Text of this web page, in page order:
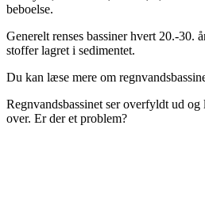
beboelse.
Generelt renses bassiner hvert 20.-30.
stoffer lagret i sedimentet.
Du kan læse mere om
Regnvandsbassinet ser overfyldt ud
over. Er der et problem?